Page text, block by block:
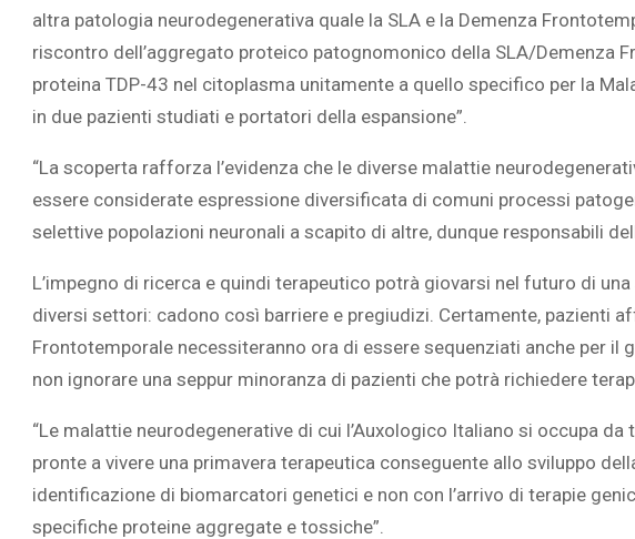
altra patologia neurodegenerativa quale la SLA e la Demenza
riscontro dell’aggregato proteico patognomonico della SLA/Demenza
proteina TDP-43 nel citoplasma unitamente a quello specifico per la
in due pazienti studiati e portatori della espansione”.
“La scoperta rafforza l’evidenza che le diverse malattie
essere considerate espressione diversificata di comuni processi
selettive popolazioni neuronali a scapito di altre, dunque responsabili
L’impegno di ricerca e quindi terapeutico potrà giovarsi nel futuro di
diversi settori: cadono così barriere e pregiudizi. Certamente, pazienti
Frontotemporale necessiteranno ora di essere sequenziati anche per il
non ignorare una seppur minoranza di pazienti che potrà richiedere
“Le malattie neurodegenerative di cui l’Auxologico Italiano si occupa
pronte a vivere una primavera terapeutica conseguente allo sviluppo
identificazione di biomarcatori genetici e non con l’arrivo di terapie
specifiche proteine aggregate e tossiche”.